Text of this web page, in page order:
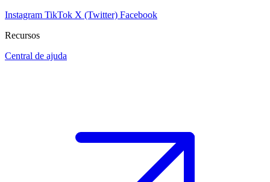
Instagram TikTok X (Twitter) Facebook
Recursos
Central de ajuda